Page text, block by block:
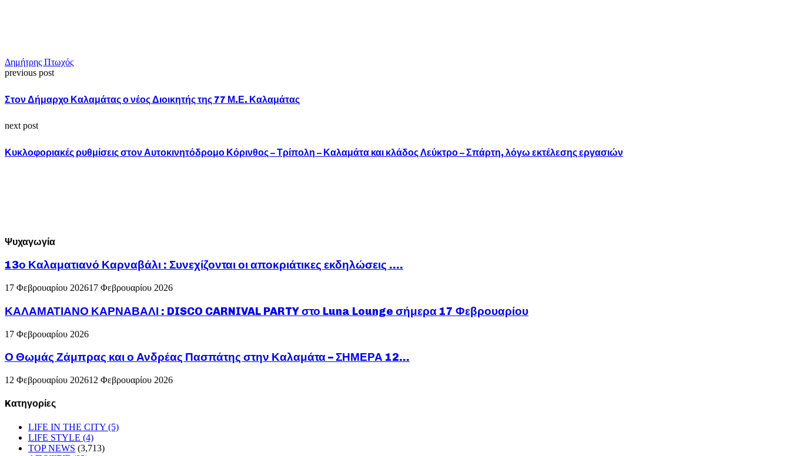
Δημήτρης Πτωχός
previous post
Στον Δήμαρχο Καλαμάτας ο νέος Διοικητής της 77 Μ.Ε. Καλαμάτας
next post
Κυκλοφοριακές ρυθμίσεις στον Αυτοκινητόδρομο Κόρινθος – Τρίπολη – Καλαμάτα και κλάδος Λεύκτρο – Σπάρτη, λόγω εκτέλεσης εργασιών
Ψυχαγωγία
13ο Καλαματιανό Καρναβάλι : Συνεχίζονται οι αποκριάτικες εκδηλώσεις ….
17 Φεβρουαρίου 202617 Φεβρουαρίου 2026
ΚΑΛΑΜΑΤΙΑΝΟ ΚΑΡΝΑΒΑΛΙ : DISCO CARNIVAL PARTY στο Luna Lounge σήμερα 17 Φεβρουαρίου
17 Φεβρουαρίου 2026
Ο Θωμάς Ζάμπρας και ο Ανδρέας Πασπάτης στην Καλαμάτα – ΣΗΜΕΡΑ 12...
12 Φεβρουαρίου 202612 Φεβρουαρίου 2026
Kατηγορίες
LIFE IN THE CITY (5)
LIFE STYLE (4)
TOP NEWS (3,713)